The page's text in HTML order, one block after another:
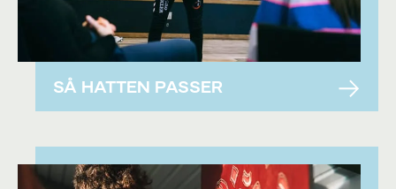
SÅ HATTEN PASSER